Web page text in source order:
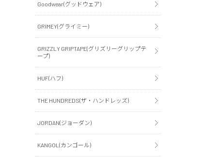
Goodwear(グッドウェア)
GRIMEY(グライミー)
GRIZZLY GRIPTAPE(グリズリーグリップテ
ープ)
HUF(ハフ)
THE HUNDREDS(ザ・ハンドレッズ)
JORDAN(ジョーダン)
KANGOL(カンゴール)